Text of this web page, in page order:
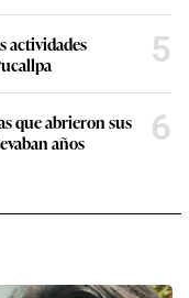
actividades
5
que abrieron sus
años
6